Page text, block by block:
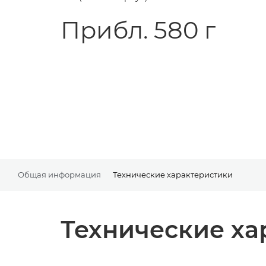
Прибл. 580 г
Общая информация Технические характеристики
Технические